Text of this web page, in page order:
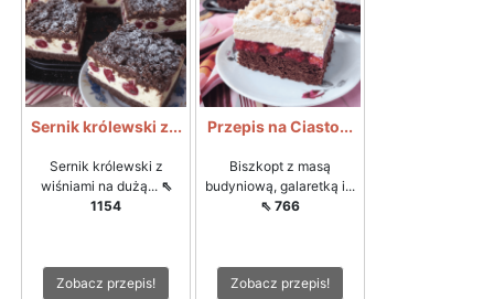
Sernik królewski z...
Sernik królewski z
wiśniami na dużą... ⇖
1154
Zobacz przepis!
Przepis na Ciasto...
Biszkopt z masą
budyniową, galaretką i...
⇖ 766
Zobacz przepis!